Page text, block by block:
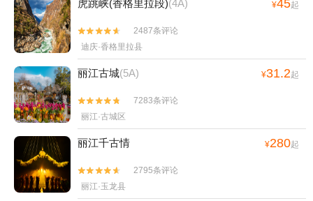
虎跳峡(香格里拉段)(4A) ¥45起


2487条评论
迪庆·香格里拉县
丽江古城(5A) ¥31.2起


7283条评论
丽江·古城区
丽江千古情 ¥280起


2795条评论
丽江·玉龙县